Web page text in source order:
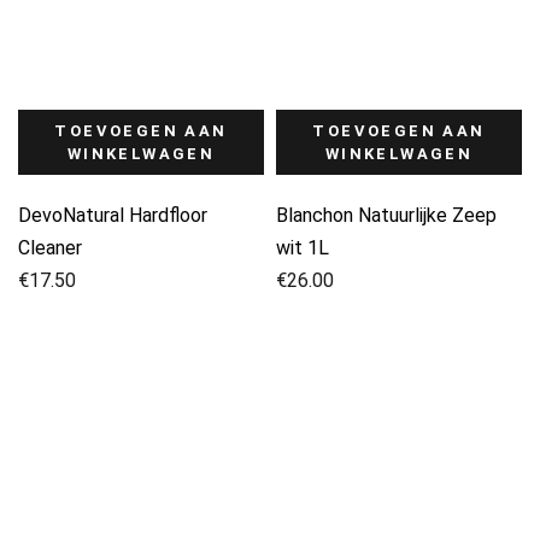
TOEVOEGEN AAN
WINKELWAGEN
DevoNatural Hardfloor
Cleaner
€17.50
TOEVOEGEN AAN
WINKELWAGEN
Blanchon Natuurlijke Zeep
wit 1L
€26.00